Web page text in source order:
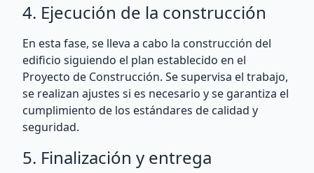
4. Ejecución de la construcción
En esta fase, se lleva a cabo la construcción del
edificio siguiendo el plan establecido en el
Proyecto de Construcción. Se supervisa el trabajo,
se realizan ajustes si es necesario y se garantiza el
cumplimiento de los estándares de calidad y
seguridad.
5. Finalización y entrega